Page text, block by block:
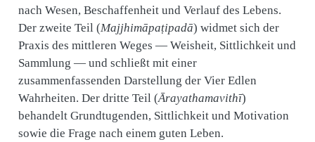
nach Wesen, Beschaffenheit und Verlauf des Lebens.
Der zweite Teil (Majjhimāpaṭipadā) widmet sich der
Praxis des mittleren Weges — Weisheit, Sittlichkeit und
Sammlung — und schließt mit einer
zusammenfassenden Darstellung der Vier Edlen
Wahrheiten. Der dritte Teil (Ārayathamavithī)
behandelt Grundtugenden, Sittlichkeit und Motivation
sowie die Frage nach einem guten Leben.